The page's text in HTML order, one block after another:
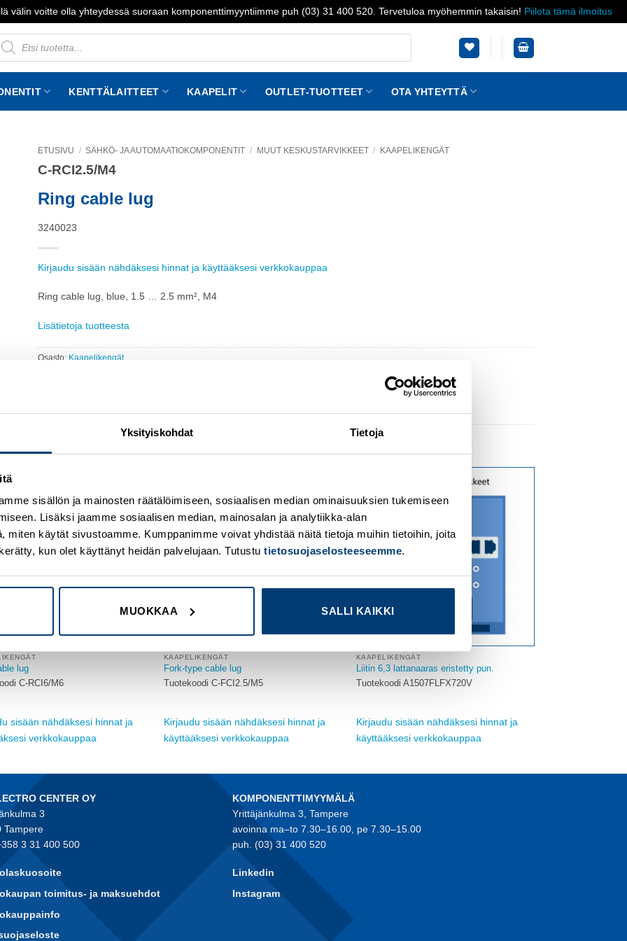
Yksityiskohdat Tietoja
sisällön ja mainosten räätälöimiseen, sosiaalisen median ominaisuuksien tukemiseen
Lisäksi jaamme sosiaalisen median, mainosalan ja analytiikka-alan
miten käytät sivustoamme. Kumppanimme voivat yhdistää näitä tietoja muihin tietoihin, joita
kun olet käyttänyt heidän palvelujaan. Tutustu tietosuojaselosteeseemme.
MUOKKAA SALLI KAIKKI
välin voitte olla yhteydessä suoraan komponenttimyyntiimme puh (03) 31 400 520. Tervetuloa myöhemmin takaisin! Piilota tämä ilmoitus
KENTTÄLAITTEET KAAPELIT OUTLET-TUOTTEET OTA YHTEYTTÄ
ETUSIVU / SÄHKÖ- JA AUTOMAATIOKOMPONENTIT / MUUT KESKUSTARVIKKEET / KAAPELIKENGÄT
C-RCI2.5/M4
Ring cable lug
3240023
Kirjaudu sisään nähdäksesi hinnat ja käyttääksesi verkkokauppaa
Ring cable lug, blue, 1.5 … 2.5 mm², M4
Lisätietoja tuotteesta
Osasto: Kaapelikengät
Add to
wishlist
lug
C-RCI6/M6
sisään nähdäksesi hinnat ja
verkkokauppaa
Add to
wishlist
KAAPELIKENGÄT
Fork-type cable lug
Tuotekoodi C-FCI2.5/M5
Kirjaudu sisään nähdäksesi hinnat ja
käyttääksesi verkkokauppaa
KAAPELIKENGÄT
Liitin 6,3 lattanaaras eristetty pun.
Tuotekoodi A1507FLFX720V
Kirjaudu sisään nähdäksesi hinnat ja
käyttääksesi verkkokauppaa
CENTER OY
3
Tampere
3 31 400 500
toimitus- ja maksuehdot
KOMPONENTTIMYYMÄLÄ
Yrittäjänkulma 3, Tampere
avoinna ma–to 7.30–16.00, pe 7.30–15.00
puh. (03) 31 400 520
Linkedin
Instagram